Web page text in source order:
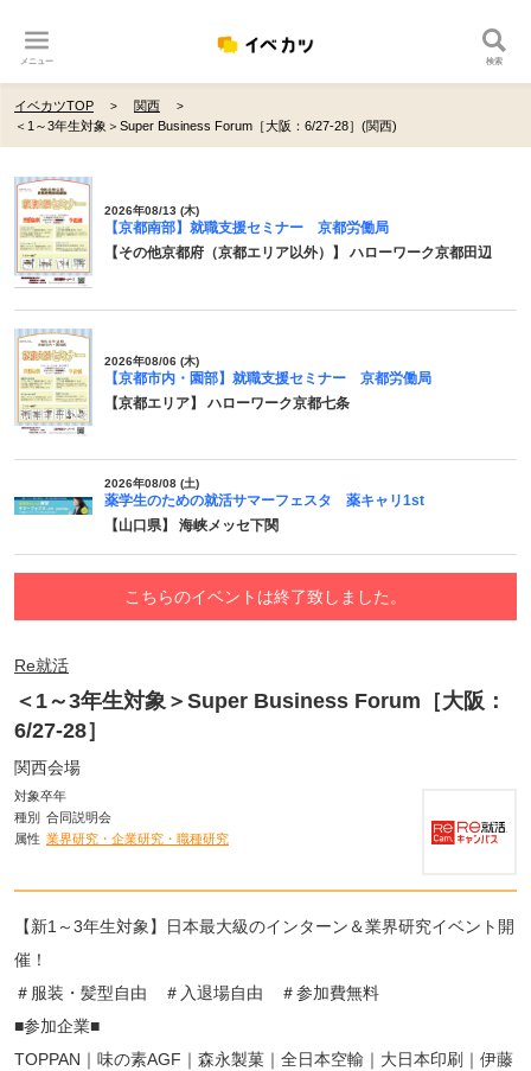
メニュー 検索
イベカツTOP
関西
＜1～3年生対象＞Super Business Forum［大阪：6/27-28］(関西)
2026年08/13 (木)
【京都南部】就職支援セミナー 京都労働局
【その他京都府（京都エリア以外）】 ハローワーク京都田辺
2026年08/06 (木)
【京都市内・園部】就職支援セミナー 京都労働局
【京都エリア】 ハローワーク京都七条
2026年08/08 (土)
薬学生のための就活サマーフェスタ 薬キャリ1st
【山口県】 海峡メッセ下関
こちらのイベントは終了致しました。
Re就活
＜1～3年生対象＞Super Business Forum［大阪：
6/27-28］
関西会場
対象卒年
種別
合同説明会
属性 業界研究・企業研究・職種研究
【新1～3年生対象】日本最大級のインターン＆業界研究イベント開
催！
＃服装・髪型自由 ＃入退場自由 ＃参加費無料
■参加企業■
TOPPAN｜味の素AGF｜森永製菓｜全日本空輸｜大日本印刷｜伊藤